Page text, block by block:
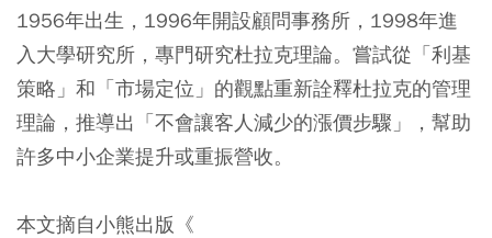
1956年出生，1996年開設顧問事務所，1998年進
入大學研究所，專門研究杜拉克理論。嘗試從「利基
策略」和「市場定位」的觀點重新詮釋杜拉克的管理
理論，推導出「不會讓客人減少的漲價步驟」，幫助
許多中小企業提升或重振營收。
本文摘自小熊出版《